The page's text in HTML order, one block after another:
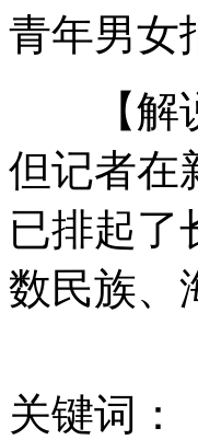
女孩北京地铁殴
无痛分娩是否安全
外交部：反对强权
外交部：有关国
安徽一实载49人客
青年男女
【解说
但记者在
已排起了
数民族、
关键词：